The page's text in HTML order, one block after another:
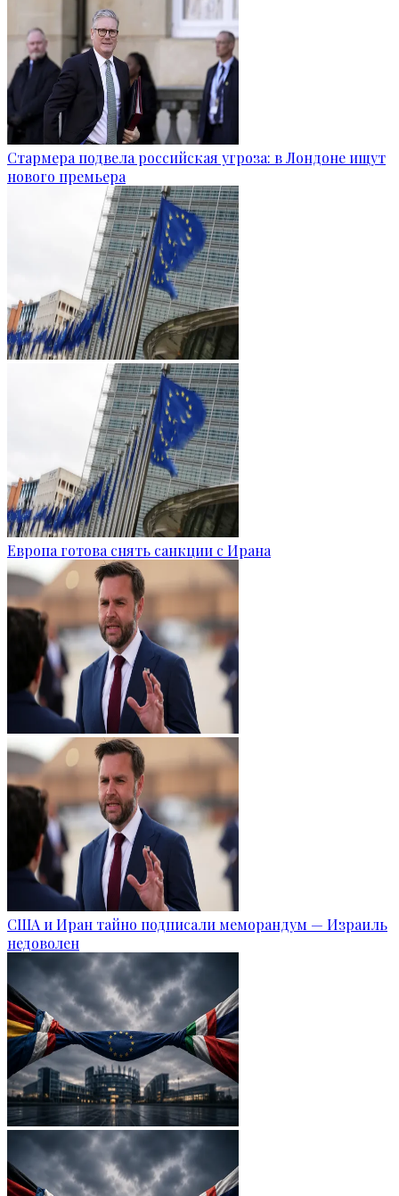
Стармера подвела российская угроза: в Лондоне ищут
нового премьера
Европа готова снять санкции с Ирана
США и Иран тайно подписали меморандум — Израиль
недоволен